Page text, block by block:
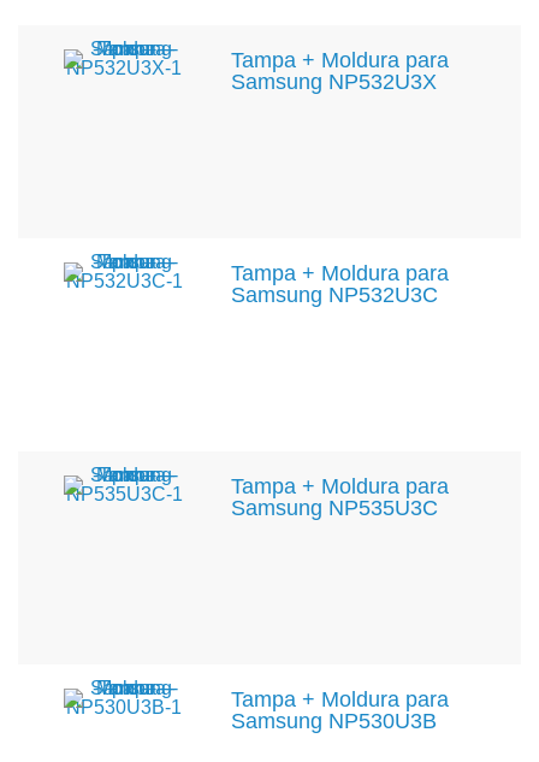
Tampa + Moldura para
Samsung NP532U3X
Tampa + Moldura para
Samsung NP532U3C
Tampa + Moldura para
Samsung NP535U3C
Tampa + Moldura para
Samsung NP530U3B